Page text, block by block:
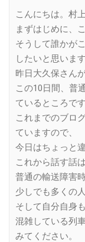
こんにちは。村上
まずはじめに、
そうして誰かが
したいと思います
昨日大久保さん
この10日間、普
ているところです
これまでのブロ
ていますので、
今日はちょっと
これから話す話
普通の輸送障害
少しでも多くの
そして自分自身
混雑している列
みてください。